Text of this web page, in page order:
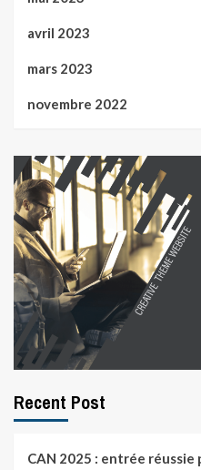
avril 2023
mars 2023
novembre 2022
Recent Post
CAN 2025 : entrée réussie